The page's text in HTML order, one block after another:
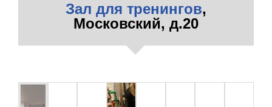
Зал для тренингов,
Московский, д.20